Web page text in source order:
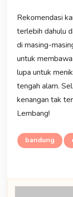
Rekomendasi
terlebih dahulu
di masing-
untuk
lupa untuk
tengah alam.
kenangan tak
Lembang!
bandung